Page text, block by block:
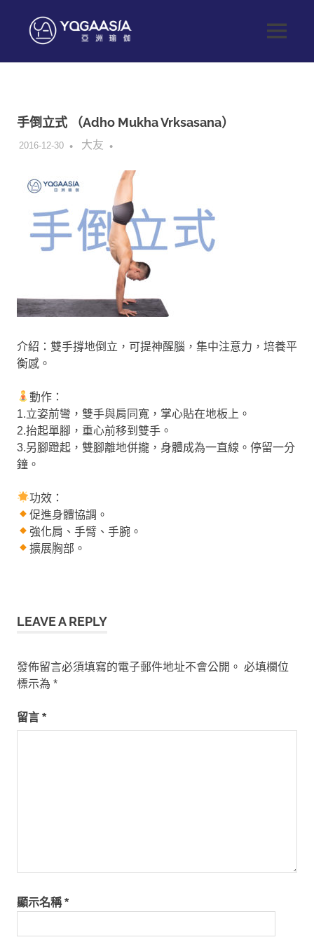
content
Asia
洲
瑜
伽
康
這
開
MENU
手倒立式 （Adho Mukha Vrksasana）
2016-12-30 大友
介紹：雙手撐地倒立，可提神醒腦，集中注意力，培養平
衡感。
動作：
1.立姿前彎，雙手與肩同寬，掌心貼在地板上。
2.抬起單腳，重心前移到雙手。
3.另腳蹬起，雙腳離地併攏，身體成為一直線。停留一分
鐘。
功效：
促進身體協調。
強化肩、手臂、手腕。
擴展胸部。
LEAVE A REPLY
發佈留言必須填寫的電子郵件地址不會公開。 必填欄位
標示為 *
留言 *
顯示名稱*